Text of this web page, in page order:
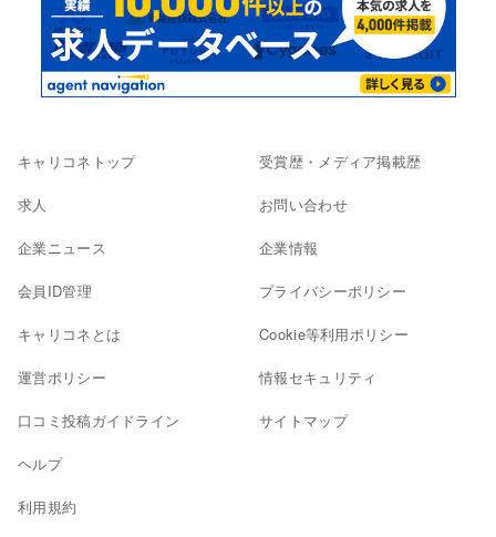
キャリコネトップ
求人
企業ニュース
会員ID管理
キャリコネとは
運営ポリシー
口コミ投稿ガイドライン
ヘルプ
利用規約
受賞歴・メディア掲載歴
お問い合わせ
企業情報
プライバシーポリシー
Cookie等利用ポリシー
情報セキュリティ
サイトマップ